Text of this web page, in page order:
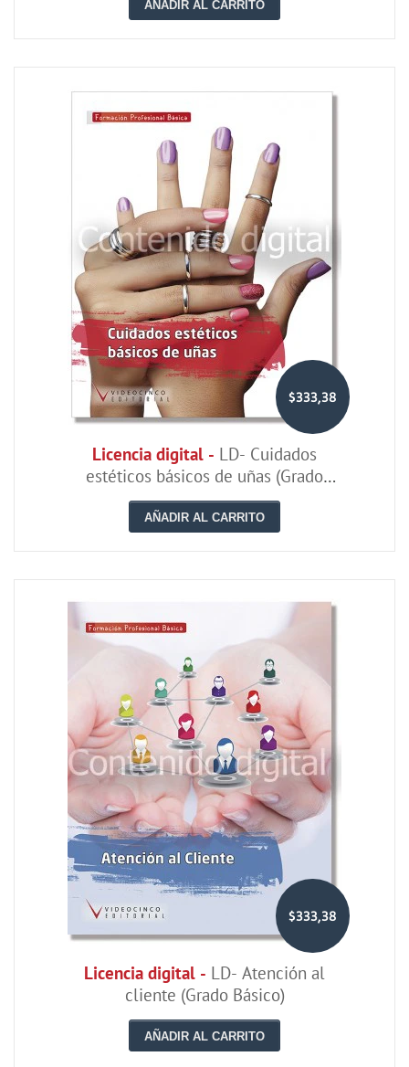
AÑADIR AL CARRITO
$333,38
Licencia digital - LD- Cuidados
estéticos básicos de uñas (Grado
Básico)
AÑADIR AL CARRITO
$333,38
Licencia digital - LD- Atención al
cliente (Grado Básico)
AÑADIR AL CARRITO